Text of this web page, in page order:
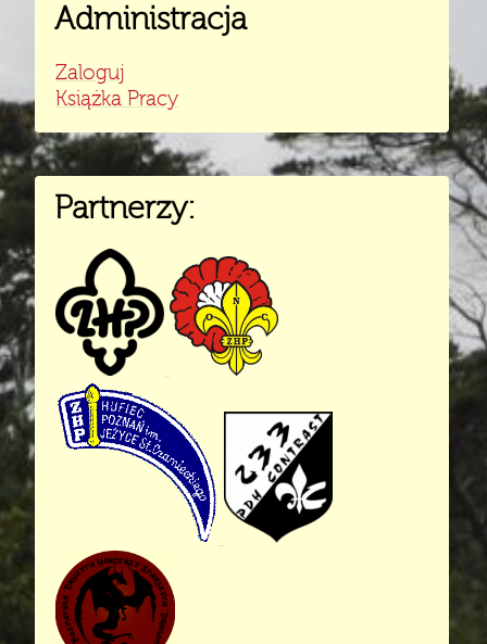
Administracja
Zaloguj
Książka Pracy
Partnerzy: